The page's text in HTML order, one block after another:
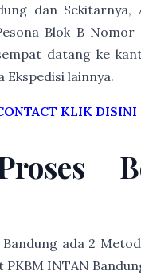
dan
Blok B
datang ke
Ekspedisi lainnya.
KLIK DISINI
ada 2
INTAN